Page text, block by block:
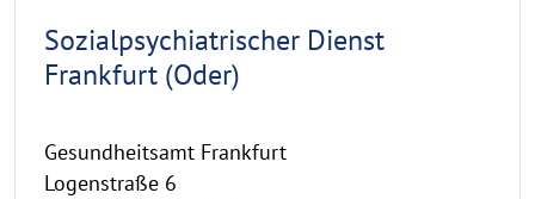
Sozialpsychiatrischer Dienst
Frankfurt (Oder)
Gesundheitsamt Frankfurt
Logenstraße 6